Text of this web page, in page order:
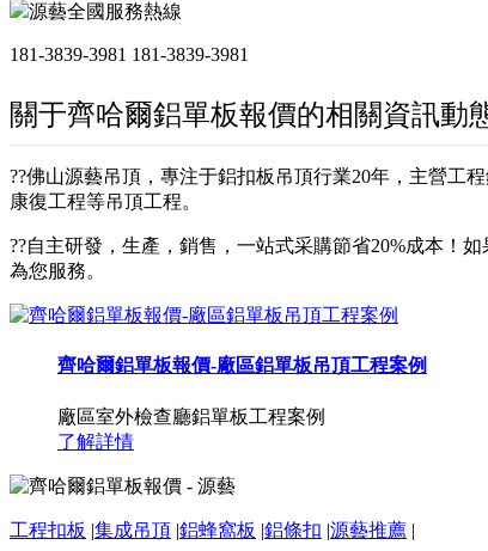
源藝全國服務熱線
181-3839-3981 181-3839-3981
關于齊哈爾鋁單板報價的相關資訊動
??佛山源藝吊頂，專注于鋁扣板吊頂行業20年，主營工
康復工程等吊頂工程。
??自主研發，生產，銷售，一站式采購節省20%成本！如
為您服務。
齊哈爾鋁單板報價-廠區鋁單板吊頂工程案例
廠區室外檢查廳鋁單板工程案例
了解詳情
工程扣板 |集成吊頂 |鋁蜂窩板 |鋁條扣 |源藝推薦 |